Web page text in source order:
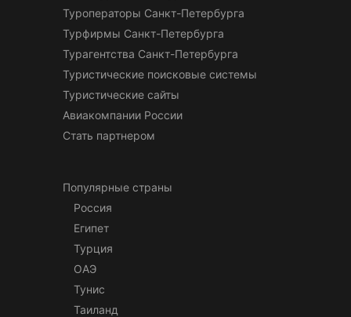
Туроператоры Санкт-Петербурга
Турфирмы Санкт-Петербурга
Турагентства Санкт-Петербурга
Туристические поисковые системы
Туристические сайты
Авиакомпании России
Стать партнером
Популярные страны
Россия
Египет
Турция
ОАЭ
Тунис
Таиланд